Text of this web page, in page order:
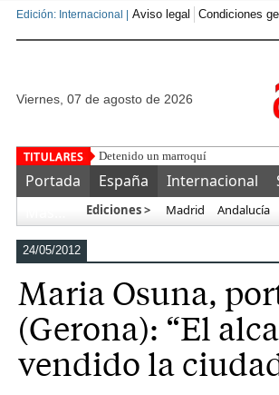
Edición: Internacional | Aviso legal Condiciones
viernes, 07 de agosto de 2026
Detenido un marroquí tras golpear,
Portada España Internacional
Ediciones > Madrid Andalucía
24/05/2012
Maria Osuna,
(Gerona): “El
vendido la